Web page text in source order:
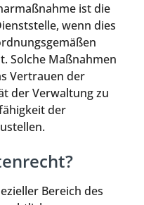
ist die
wenn dies
Solche Maßnahmen
Vertrauen der
der Verwaltung zu
der
Bereich des